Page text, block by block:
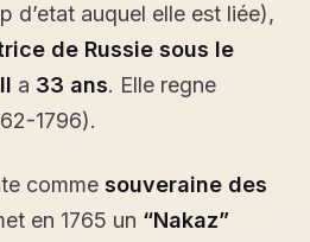
d’etat auquel elle est liée),
de Russie sous le
a 33 ans. Elle regne
1796).
comme souveraine des
en 1765 un “Nakaz”